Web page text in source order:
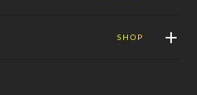
SHOP